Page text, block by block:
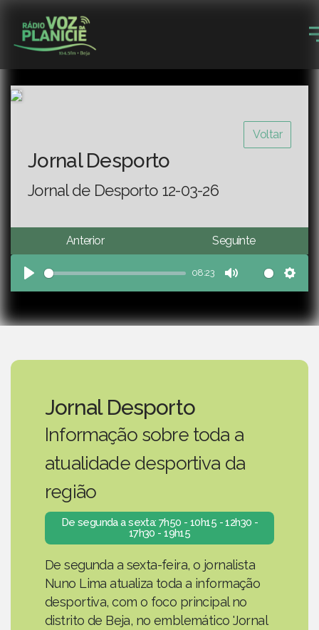
Voltar
Jornal Desporto
Jornal de Desporto 12-03-26
Anterior Seguinte
Play
08:23
Mute
Jornal Desporto
Informação sobre toda a
atualidade desportiva da
região
De segunda a sexta: 7h50 - 10h15 - 12h30 -
17h30 - 19h15
De segunda a sexta-feira, o jornalista
Nuno Lima atualiza toda a informação
desportiva, com o foco principal no
distrito de Beja, no emblemático 'Jornal